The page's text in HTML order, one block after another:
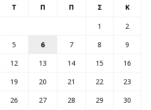
Τ Π Π Σ Κ
1
2
5 6 7 8
9
12 13 14 15
16
19 20 21 22
23
26 27 28 29
30